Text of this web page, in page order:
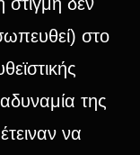
στο
της
να